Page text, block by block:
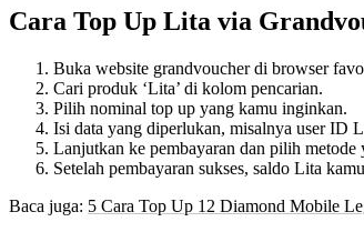
Cara Top Up Lita via
Buka website grandvoucher di browser
Cari produk ‘Lita’ di kolom pencarian.
Pilih nominal top up yang kamu inginkan.
Isi data yang diperlukan, misalnya user ID
Lanjutkan ke pembayaran dan pilih metode
Setelah pembayaran sukses, saldo Lita
Baca juga: 5 Cara Top Up 12 Diamond Mobile